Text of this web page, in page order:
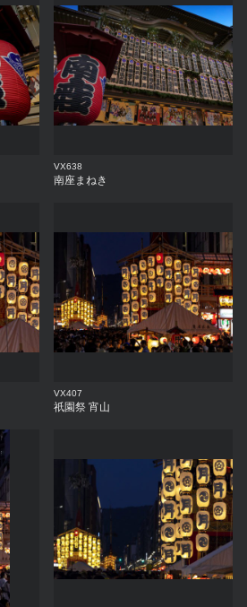
VX638
南座まねき
VX407
祇園祭 宵山